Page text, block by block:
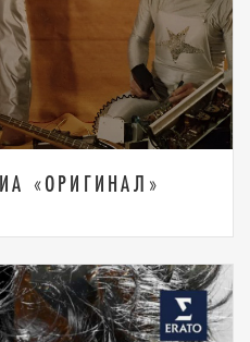
«ОРИГИНАЛ»